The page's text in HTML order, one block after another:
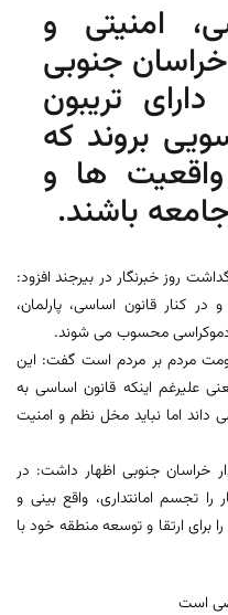
امنیتی و
خراسان جنوبی
تریبون
بروند که
ها و
باشند.
روز خبرنگار در بیرجند افزود:
کنار قانون اساسی، پارلمان،
دموکراسی محسوب می شوند.
مردم بر مردم است گفت: این
علیرغم اینکه قانون اساسی به
داند اما نباید مخل نظم و امنیت
خراسان جنوبی اظهار داشت: در
را تجسم امانتداری، واقع بینی و
ارتقا و توسعه منطقه خود با
است